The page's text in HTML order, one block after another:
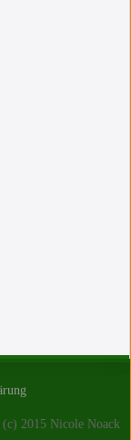
(c) 2015 Nicole Noack